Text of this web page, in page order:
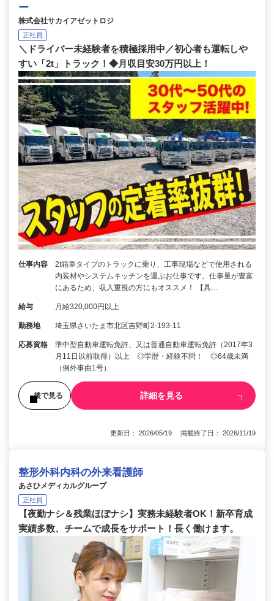
ー
株式会社サカイアゼットロジ
正社員
＼ドライバー未経験者を積極採用中／初心者も運転しや
すい「2t」トラック！◆月収目安30万円以上！
仕事内容
2t箱車タイプのトラックに乗り、工事現場などで使用される
内装材やシステムキッチンを運ぶお仕事です。仕事量が豊富
にあるため、収入重視の方にもオススメ！ 【具…
給与 月給320,000円以上
勤務地 埼玉県さいたま市北区吉野町2-193-11
応募資格
準中型自動車運転免許、又は普通自動車運転免許（2017年3
月11日以前取得）以上 ◎学歴・経験不問！ ◎64歳未満
（例外事由1号）
後で見る 詳細を見る
更新日： 2026/05/19 掲載終了日： 2026/11/19
整形外科内科の外来看護師
あさひメディカルグループ
正社員
【夜勤ナシ＆残業ほぼナシ】実務未経験者OK！新卒育成
実績多数、チームで成長をサポート！長く働けます。